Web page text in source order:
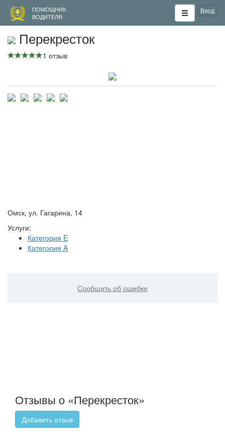
ПОМОЩНИК
ВОДИТЕЛЯ
Вход
Перекресток
1 отзыв
Омск, ул. Гагарина, 14
Услуги:
Категория E
Категория A
Сообщить об ошибке
Отзывы о «Перекресток»
Добавить отзыв